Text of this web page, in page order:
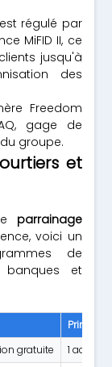
régulé par
MiFID II, ce
jusqu'à
des
Freedom
gage de
groupe.
et
parrainage
voici un
de
et
Prime
gratuite
1 action